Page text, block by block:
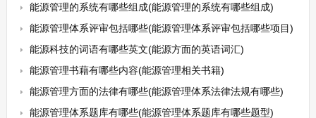
能源管理的系统有哪些组成(能源管理的系统有哪些组成)
能源管理体系评审包括哪些(能源管理体系评审包括哪些项目)
能源科技的词语有哪些英文(能源方面的英语词汇)
能源管理书藉有哪些内容(能源管理相关书籍)
能源管理方面的法律有哪些(能源管理体系法律法规有哪些)
能源管理体系题库有哪些(能源管理体系题库有哪些题型)